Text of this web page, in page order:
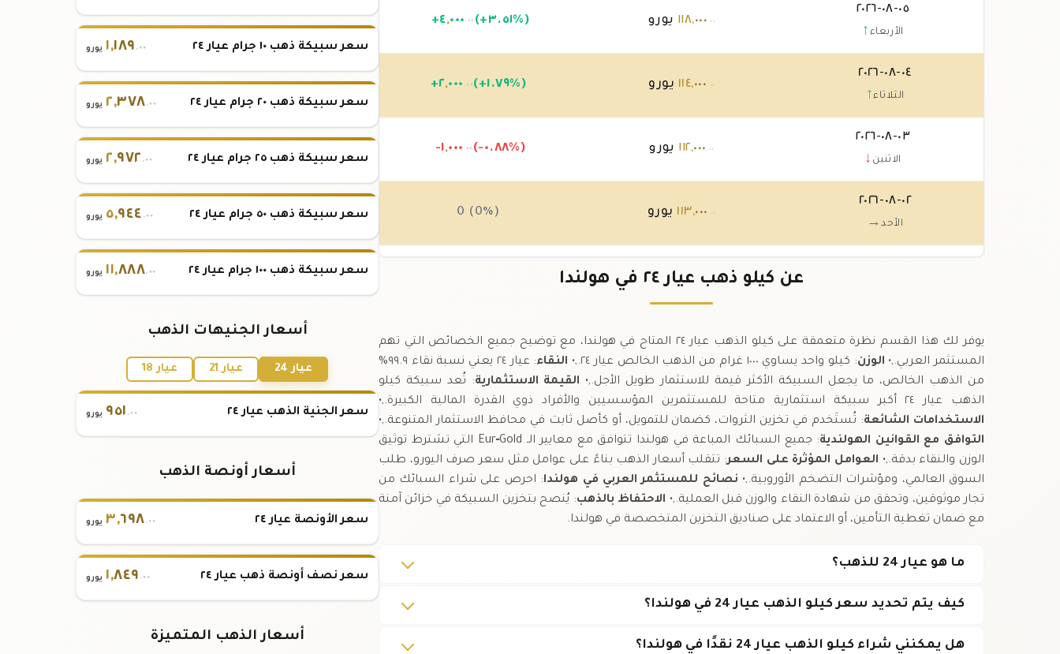
٠٥-٠٨-٢٠٢٦
الأربعاء ↑
١١٨,٠٠٠.٠٠ يورو +٤,٠٠٠ .٠٠ (+٣.٥١%)
٠٤-٠٨-٢٠٢٦
الثلاثاء↑
١١٤,٠٠٠.٠٠ يورو +٢,٠٠٠ .٠٠ (+١.٧٩%)
٠٣-٠٨-٢٠٢٦
الاثنين ↓
١١٢,٠٠٠.٠٠ يورو -١,٠٠٠ .٠٠ (-٠.٨٨%)
٠٢-٠٨-٢٠٢٦
الأحد→
١١٣,٠٠٠ .٠٠ يورو 0 (0%)
١١٣, ٠٠٠ .٠٠ يوروعن كيلو ذهب عيار ٢٤ في هولندا
يوفر لك هذا القسم نظرة متعمقة على كيلو الذهب عيار ٢٤ المتاح في هولندا، مع توضيح جميع الخصائص التي تهم
المستثمر العربي.,• الوزن: كيلو واحد يساوي ١٠٠٠ غرام من الذهب الخالص عيار ٢٤.,• النقاء
: عيار ٢٤ يعني نسبة نقاء ٩٩.٩%
من الذهب الخالص، ما يجعل السبيكة الأكثر قيمة للاستثمار طويل الأجل.,• القيمة الاستثمارية: تُعد سبيكة كيلو
الذهب عيار ٢٤ أكبر سبيكة استثمارية متاحة للمستثمرين المؤسسيين والأفراد ذوي القدرة المالية الكبيرة.,•
الاستخدامات الشائعة: تُستَخدم في تخزين الثروات، كضمان للتمويل، أو كأصل ثابت في محافظ الاستثمار المتنوعة.,•
التوافق مع القوانين الهولندية
: جميع السبائك المباعة في هولندا تتوافق مع معايير الـ Eur‑Gold التي تشترط توثيق
الوزن والنقاء بدقة.,• العوامل المؤثرة على السعر: تتقلب أسعار الذهب بناءً على عوامل مثل سعر صرف اليورو، طلب
السوق العالمي، ومؤشرات التضخم الأوروبية.,• نصائح للمستثمر العربي في هولندا: احرص على شراء السبائك من
تجار موثوقين، وتحقق من شهادة النقاء والوزن قبل العملية.,• الاحتفاظ بالذهب: يُنصح بتخزين السبيكة في خزائن آمنة
مع ضمان تغطية التأمين، أو الاعتماد على صناديق التخزين المتخصصة في هولندا.
ما هو عيار 24 للذهب؟
كيف يتم تحديد سعر كيلو الذهب عيار 24 في هولندا؟
هل يمكنني شراء كيلو الذهب عيار 24 نقدًا في هولندا؟
سعر سبيكة ذهب ١٠ جرام عيار ٢٤ ١,١٨٩ .٠٠ يورو
سعر سبيكة ذهب ٢٠ جرام عيار ٢٤ ٢,٣٧٨.٠٠ يورو
سعر سبيكة ذهب ٢٥ جرام عيار ٢٤ ٢,٩٧٢ .٠٠ يورو
سعر سبيكة ذهب ٥٠ جرام عيار ٢٤ ٥,٩٤٤ .٠٠ يورو
سعر سبيكة ذهب ١٠٠ جرام عيار ٢٤ ١١,٨٨٨.٠٠ يورو
أسعار الجنيهات الذهب
عيار 24 عيار 21 عيار 18
سعر الجنية الذهب عيار ٢٤ ٩٥١ .٠٠ يورو
أسعار أونصة الذهب
سعر الأونصة عيار ٢٤ ٣,٦٩٨.٠٠ يورو
سعر نصف أونصة ذهب عيار ٢٤ ١,٨٤٩ .٠٠ يورو
أسعار الذهب المتميزة